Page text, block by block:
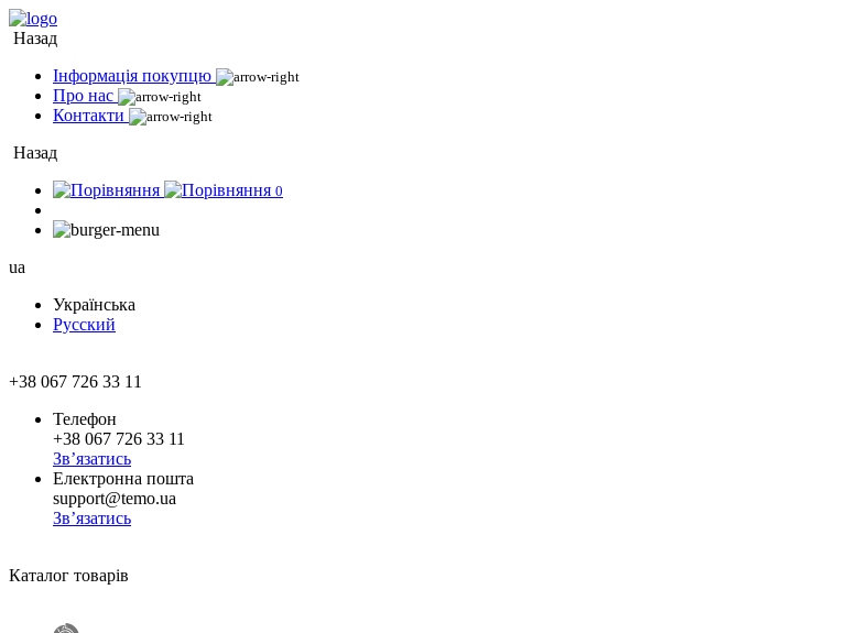
Назад
Інформація покупцю
Про нас
Контакти
Назад
0
ua
Українська
Русский
+38 067 726 33 11
Телефон
+38 067 726 33 11
Зв’язатись
Електронна пошта
support@temo.ua
Зв’язатись
Каталог товарів